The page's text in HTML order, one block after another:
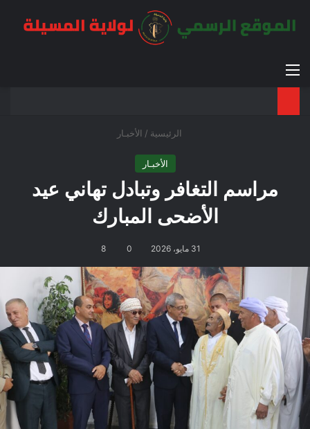
القائمة
الرئيسية / الأخبـار
الأخبـار
مراسم التغافر وتبادل تهاني عيد
الأضحى المبارك
31 مايو، 2026 0
8